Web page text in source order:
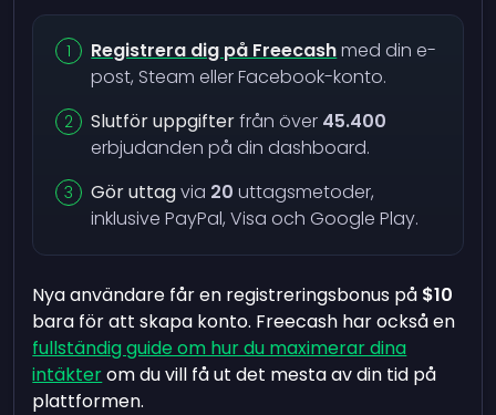
Registrera dig på Freecashmed din e-
post, Steam eller Facebook-konto.
Slutför uppgifterfrån över 45.400
erbjudanden på din dashboard.
Gör uttagvia 20 uttagsmetoder,
inklusive PayPal, Visa och Google Play.
Nya användare får en registreringsbonus på $10
bara för att skapa konto. Freecash har också en
fullständig guide om hur du maximerar dina
intäkterom du vill få ut det mesta av din tid på
plattformen.